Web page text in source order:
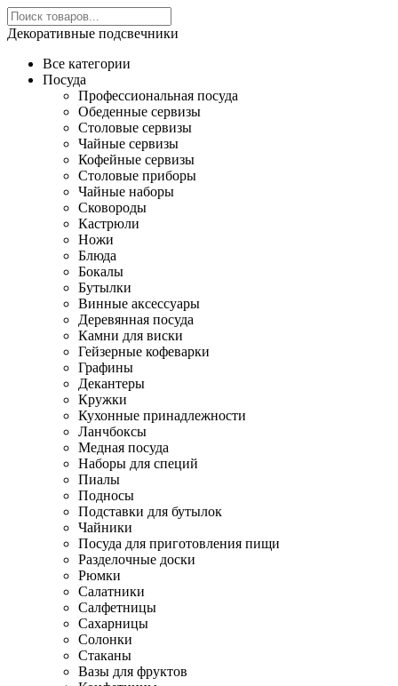
Декоративные подсвечники
Все категории
Посуда
Профессиональная посуда
Обеденные сервизы
Столовые сервизы
Чайные сервизы
Кофейные сервизы
Столовые приборы
Чайные наборы
Сковороды
Кастрюли
Ножи
Блюда
Бокалы
Бутылки
Винные аксессуары
Деревянная посуда
Камни для виски
Гейзерные кофеварки
Графины
Декантеры
Кружки
Кухонные принадлежности
Ланчбоксы
Медная посуда
Наборы для специй
Пиалы
Подносы
Подставки для бутылок
Чайники
Посуда для приготовления пищи
Разделочные доски
Рюмки
Салатники
Салфетницы
Сахарницы
Солонки
Стаканы
Вазы для фруктов